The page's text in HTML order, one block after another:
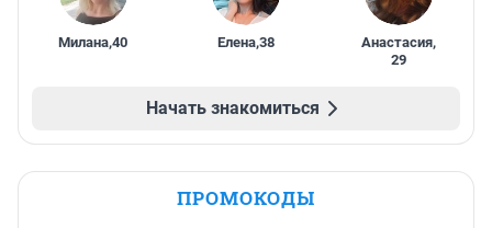
Милана,40 Елена,38 Анастасия,
29
Начать знакомиться
ПРОМОКОДЫ